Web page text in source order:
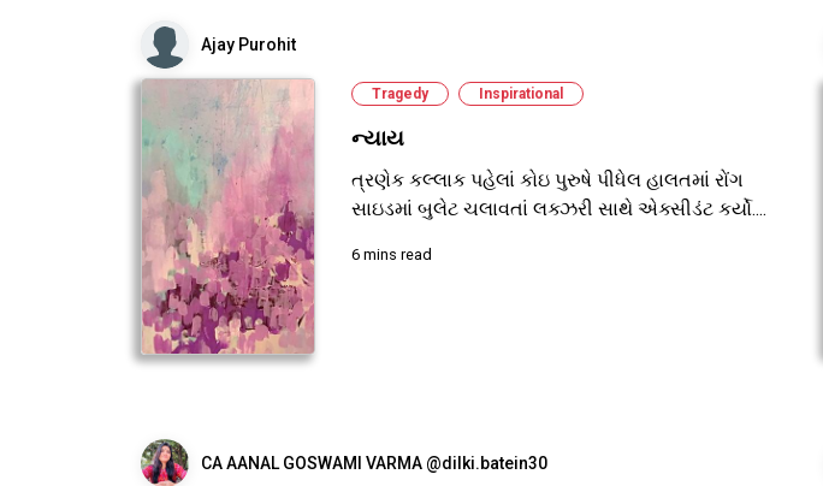
Ajay Purohit
Tragedy Inspirational
ન્યાય
ત્રણેક કલ્લાક પહેલાં કોઇ પુરુષે પીધેલ હાલતમાં રોંગ
સાઇડમાં બુલેટ ચલાવતાં લક્ઝરી સાથે એક્સીડંટ કર્યો....
6 mins read
CA AANAL GOSWAMI VARMA @dilki.batein30